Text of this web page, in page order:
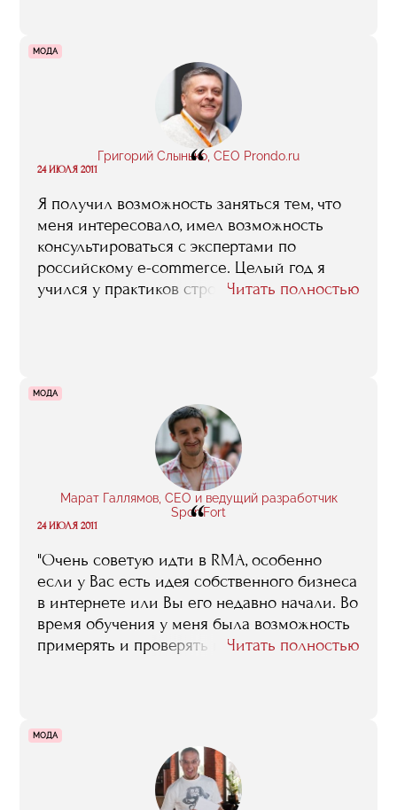
МОДА
Григорий Слынько, CEO Prondo.ru
“
24 ИЮЛЯ 2011
Я получил возможность заняться тем, что
меня интересовало, имел возможность
консультироваться с экспертами по
российскому e-commerce. Целый год я
учился у практиков строить коммуникации
Читать полностью
МОДА
Марат Галлямов, CEO и ведущий разработчик
SportFort
“
24 ИЮЛЯ 2011
"Очень советую идти в RMA, особенно
если у Вас есть идея собственного бизнеса
в интернете или Вы его недавно начали. Во
время обучения у меня была возможность
примерять и проверять каждое
чувствую в себе силы как для развития
СпортФорта, так и для участия в
последующих интернет-проектах"
Читать полностью
МОДА